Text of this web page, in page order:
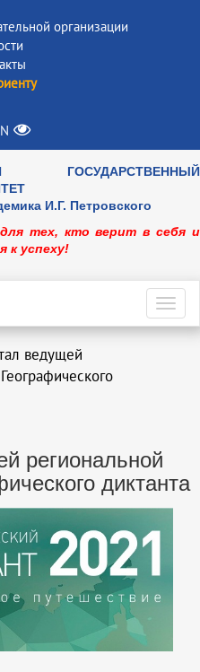
организации
ГОСУДАРСТВЕННЫЙ
И.Г. Петровского
тех, кто верит в себя и
к успеху!
ведущей
региональной
диктанта